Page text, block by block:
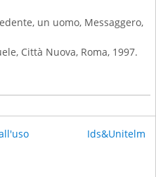
un uomo, Messaggero,
Città Nuova, Roma, 1997.
Ids&Unitelm